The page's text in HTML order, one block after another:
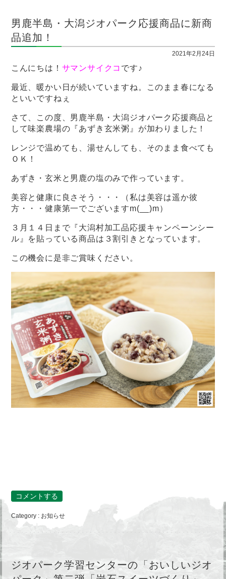
男鹿半島・大潟ジオパーク応援商品に新商
品追加！
2021年2月24日
こんにちは！ サマンサイクコ です♪
最近、暖かい日が続いていますね。このまま春になる
といいですねぇ
さて、この度、男鹿半島・大潟ジオパーク応援商品と
して味楽農場の『あずき玄米粥』が加わりました！
レンジで温めても、湯せんしても、そのまま食べても
ＯＫ！
あずき・玄米と男鹿の塩のみで作っています。
美容と健康に良さそう・・・（私は美容は遥か彼
方・・・健康第一でございますm(__)m）
３月１４日まで『大潟村加工品応援キャンペーンシー
ル』を貼っている商品は３割引きとなっています。
この機会に是非ご賞味ください。
コメントする
Category : お知らせ
ジオパーク学習センターの「おいしいジオ